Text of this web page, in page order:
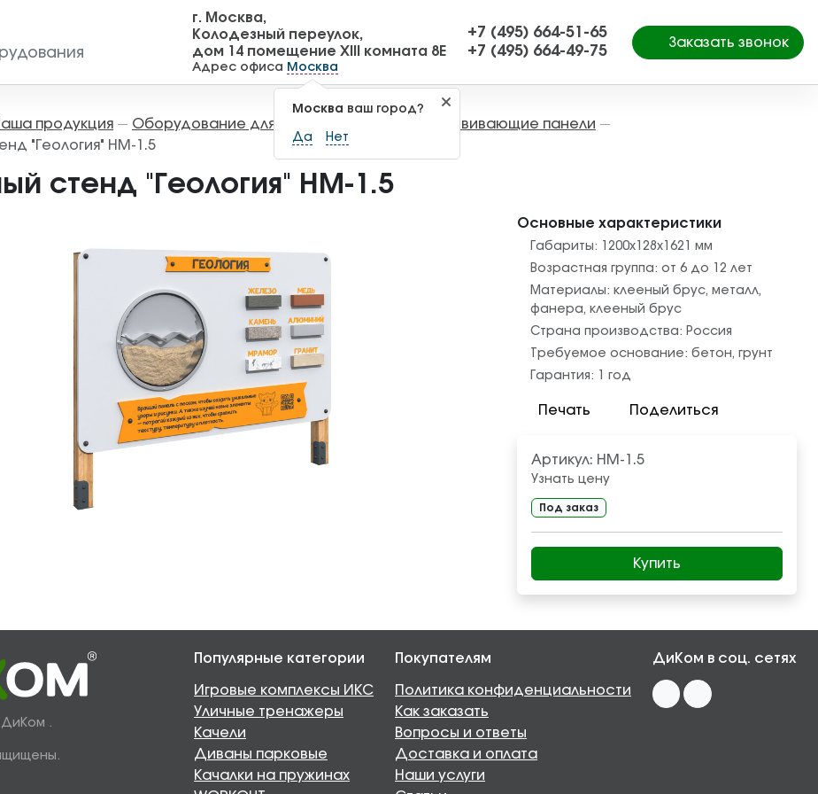
г. Москва,
Колодезный переулок,
дом 14 помещение XIII комната 8Е
Адрес офиса Москва
Москва ваш город?
Да Нет
+7 (495) 664-51-65
+7 (495) 664-49-75
Заказать звонок
продукция — Оборудование для детских площадок Развивающие панели —
"Геология" НМ-1.5
стенд "Геология" НМ-1.5
Основные характеристики
Габариты: 1200x128х1621 мм
Возрастная группа: от 6 до 12 лет
Материалы: клееный брус, металл,
фанера, клееный брус
Страна производства: Россия
Требуемое основание: бетон, грунт
Гарантия:
1 год
Печать Поделиться
Артикул: НМ-1.5
Узнать цену
Под заказ
Купить
ДиКом .
Популярные категории
Игровые комплексы ИКС
Уличные тренажеры
Качели
Диваны парковые
Качалки на пружинах
Покупателям
Политика конфиденциальности
Как заказать
Вопросы и ответы
Доставка и оплата
Наши услуги
ДиКом в соц. сетях